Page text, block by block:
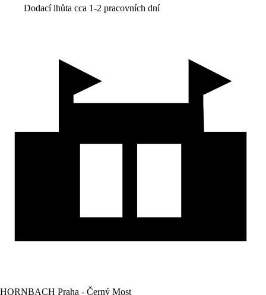
Dodací lhůta cca 1-2 pracovních dní
HORNBACH Praha - Černý Most